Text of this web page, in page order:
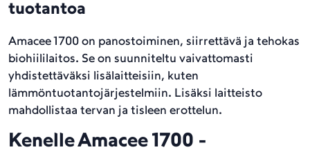
tuotantoa
Amacee 1700 on panostoiminen, siirrettävä ja tehokas
biohiililaitos. Se on suunniteltu vaivattomasti
yhdistettäväksi lisälaitteisiin, kuten
lämmöntuotantojärjestelmiin. Lisäksi laitteisto
mahdollistaa tervan ja tisleen erottelun.
Kenelle Amacee 1700 -